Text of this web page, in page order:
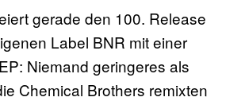
gerade den 100. Release
Label BNR mit einer
Niemand geringeres als
Chemical Brothers remixten